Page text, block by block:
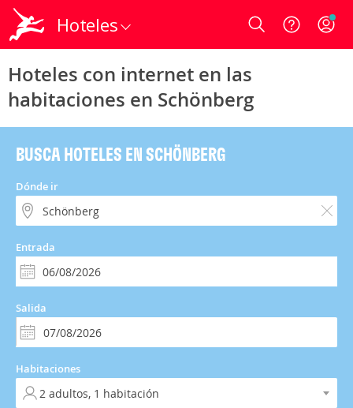
Hoteles Login
Hoteles con internet en las
habitaciones en Schönberg
BUSCA HOTELES EN SCHÖNBERG
Dónde ir
Entrada
Salida
Habitaciones